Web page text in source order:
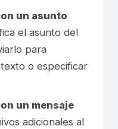
un asunto
el asunto del
para
o especificar
un mensaje
adicionales al